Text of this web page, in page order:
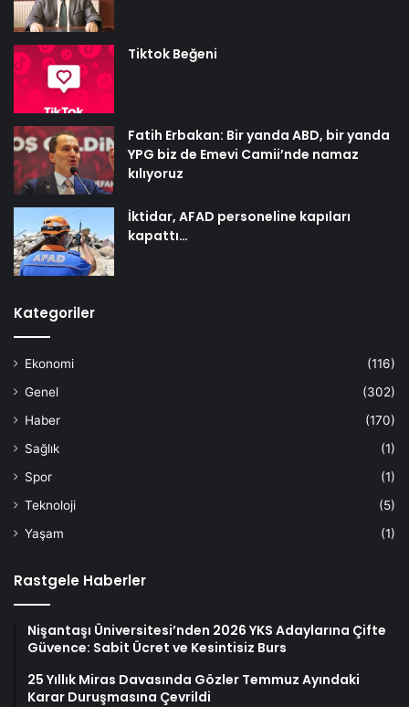
Tiktok Beğeni
Fatih Erbakan: Bir yanda ABD, bir yanda
YPG biz de Emevi Camii’nde namaz
kılıyoruz
İktidar, AFAD personeline kapıları
kapattı…
Kategoriler
Ekonomi
(116)
Genel
(302)
Haber
(170)
Sağlık
(1)
Spor
(1)
Teknoloji
(5)
Yaşam
(1)
Rastgele Haberler
Nişantaşı Üniversitesi’nden 2026 YKS Adaylarına Çifte
Güvence: Sabit Ücret ve Kesintisiz Burs
25 Yıllık Miras Davasında Gözler Temmuz Ayındaki
Karar Duruşmasına Çevrildi